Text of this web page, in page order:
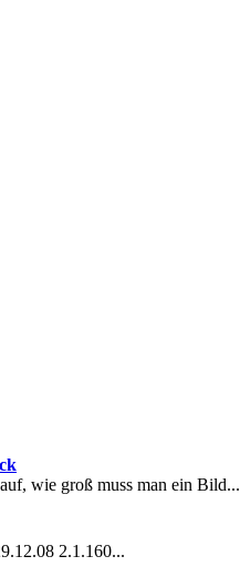
wie groß muss man ein Bild...
2.1.160...